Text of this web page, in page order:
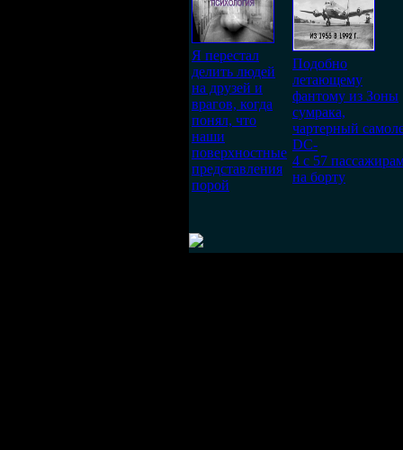
Я перестал
делить людей
на друзей и
врагов, когда
понял, что
наши
поверхностные
представления
порой
Подобно
летающему
фантому из Зоны
сумрака,
чартерный
DC-
4 с 57
на борту